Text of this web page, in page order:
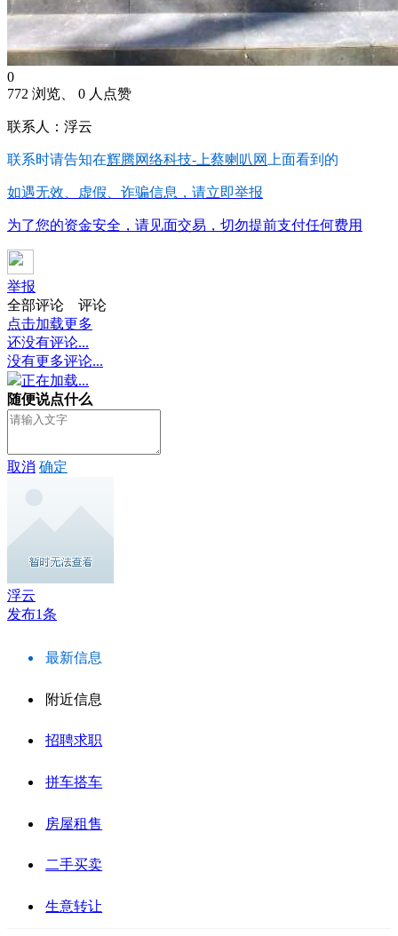
0
772 浏览、 0 人点赞
联系人：浮云
联系时请告知在辉腾网络科技-上蔡喇叭网 上面看到的
如遇无效、虚假、诈骗信息，请立即举报
为了您的资金安全，请见面交易，切勿提前支付任何费用
举报
全部评论
评论
点击加载更多
还没有评论...
没有更多评论...
正在加载...
随便说点什么
取消 确定
浮云
发布1条
最新信息
附近信息
招聘求职
拼车搭车
房屋租售
二手买卖
生意转让